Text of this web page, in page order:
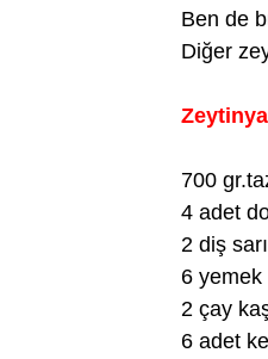
Ben de
Diğer
700
4 adet
2 diş
6 yemek
2 çay
6 adet